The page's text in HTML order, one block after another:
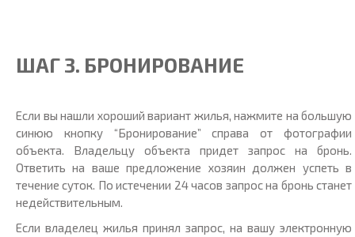
ШАГ 3. БРОНИРОВАНИЕ
Если вы нашли хороший вариант жилья, нажмите на большую
синюю кнопку “Бронирование” справа от фотографии
объекта. Владельцу объекта придет запрос на бронь.
Ответить на ваше предложение хозяин должен успеть в
течение суток. По истечении 24 часов запрос на бронь станет
недействительным.
Если владелец жилья принял запрос, на вашу электронную